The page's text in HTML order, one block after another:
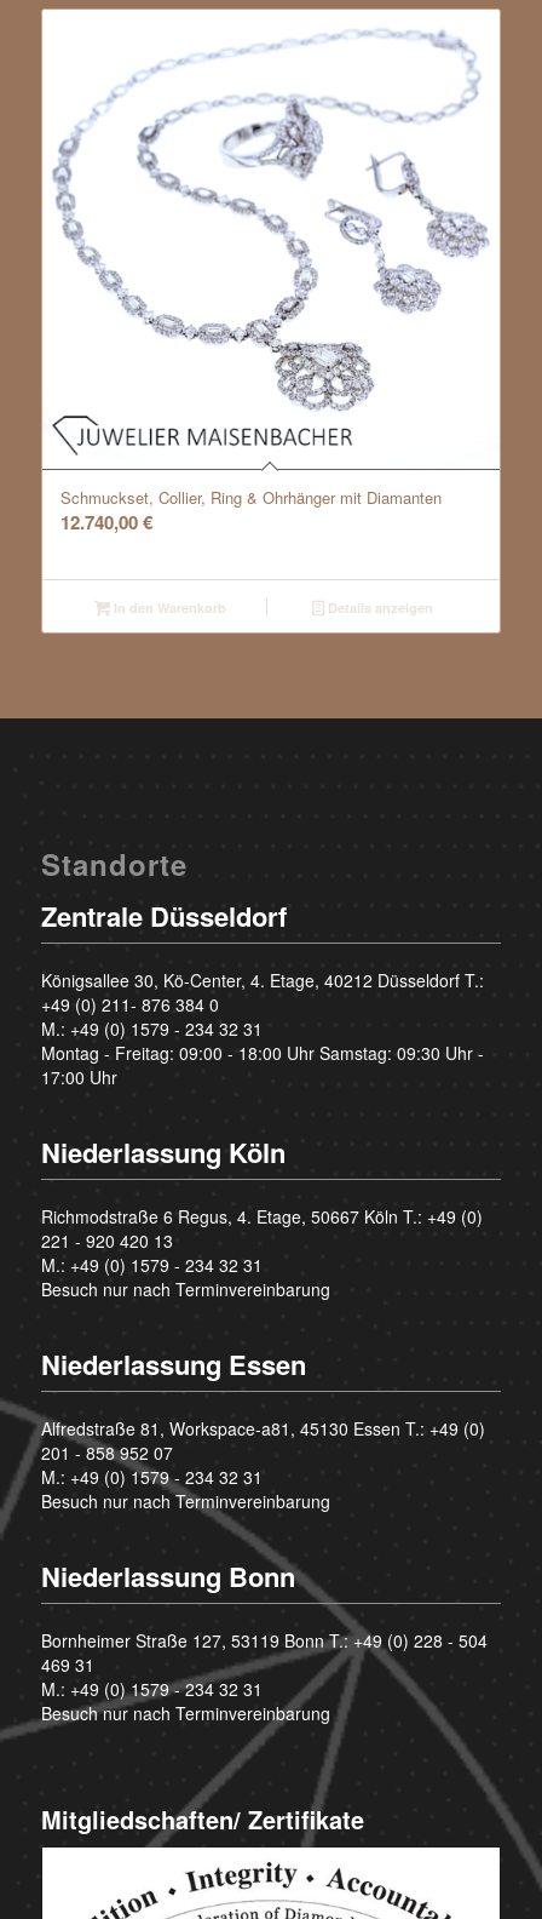
Schmuckset, Collier, Ring & Ohrhänger mit Diamanten
12.740,00€
In den Warenkorb Details anzeigen
Standorte
Zentrale Düsseldorf
Königsallee 30, Kö-Center, 4. Etage, 40212 Düsseldorf T.:
+49 (0) 211- 876 384 0
M.: +49 (0) 1579 - 234 32 31
Montag - Freitag: 09:00 - 18:00 Uhr Samstag: 09:30 Uhr -
17:00 Uhr
Niederlassung Köln
Richmodstraße 6 Regus, 4. Etage, 50667 Köln T.: +49 (0)
221 - 920 420 13
M.: +49 (0) 1579 - 234 32 31
Besuch nur nach Terminvereinbarung
Niederlassung Essen
Alfredstraße 81, Workspace-a81, 45130 Essen T.: +49 (0)
201 - 858 952 07
M.: +49 (0) 1579 - 234 32 31
Besuch nur nach Terminvereinbarung
Niederlassung Bonn
Bornheimer Straße 127, 53119 Bonn T.:+49 (0) 228 - 504
469 31
M.: +49 (0) 1579 - 234 32 31
Besuch nur nach Terminvereinbarung
Mitgliedschaften/ Zertifikate